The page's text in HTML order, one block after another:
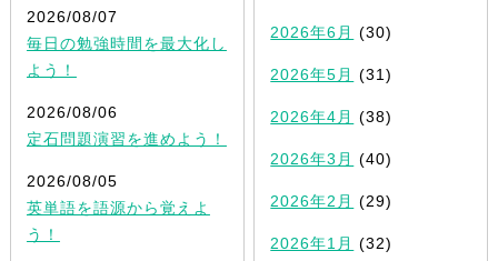
2026/08/07
毎日の勉強時間を最大化し
よう！
2026/08/06
定石問題演習を進めよう！
2026/08/05
英単語を語源から覚えよ
う！
2026年6月 (30)
2026年5月 (31)
2026年4月 (38)
2026年3月 (40)
2026年2月 (29)
2026年1月 (32)